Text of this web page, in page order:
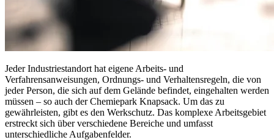
Jeder Industriestandort hat eigene Arbeits- und
Verfahrensanweisungen, Ordnungs- und Verhaltensregeln, die von
jeder Person, die sich auf dem Gelände befindet, eingehalten werden
müssen – so auch der Chemiepark Knapsack. Um das zu
gewährleisten, gibt es den Werkschutz. Das komplexe Arbeitsgebiet
erstreckt sich über verschiedene Bereiche und umfasst
unterschiedliche Aufgabenfelder.